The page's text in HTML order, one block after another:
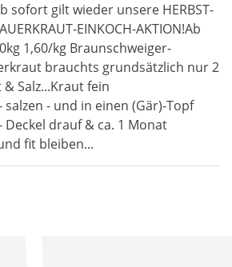
sofort gilt wieder unsere HERBST-
EINKOCH-AKTION!Ab
1,60/kg Braunschweiger-
brauchts grundsätzlich nur 2
Salz...Kraut fein
- und in einen (Gär)-Topf
drauf & ca. 1 Monat
fit bleiben...